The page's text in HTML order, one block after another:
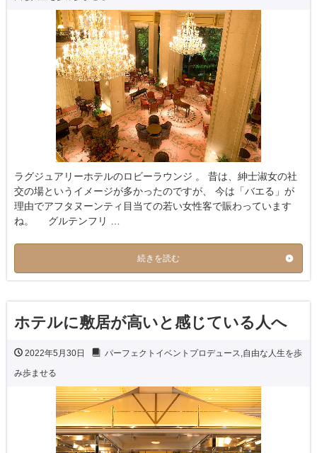
ラグジュアリーホテルのロビーラウンジ 。 昔は、紳士淑女の社
交の場というイメージが多かったのですが、 今は「バエる」が
理由でアフタヌーンティ目当ての若い女性客で賑わっています
ね。 グルテンフリ …
続きを読む
ホテルに敷居が高いと感じている人へ
2022年5月30日 パーフェクトイベントプロデュース 自由な人生を歩
み歩ませる